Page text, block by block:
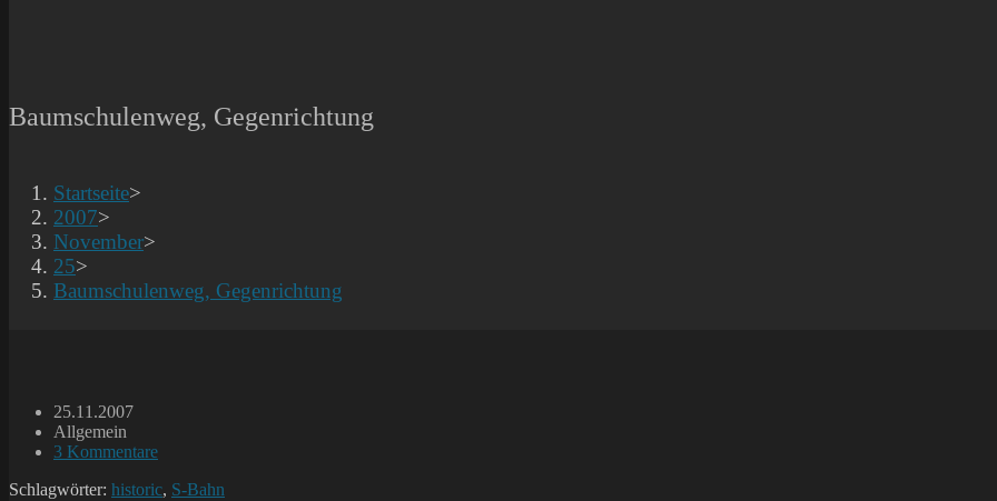
Baumschulenweg, Gegenrichtung
Startseite>
2007>
November>
25>
Baumschulenweg, Gegenrichtung
Beitrag
veröffentlicht:
25.11.2007
Beitrags-
Kategorie:
Allgemein
Beitrags-
3 Kommentare
Schlagwörter: historic, S-Bahn